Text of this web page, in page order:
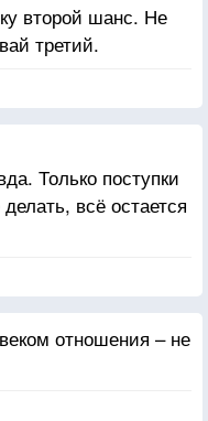
второй шанс. Не
третий.
Только поступки
всё остается
отношения – не